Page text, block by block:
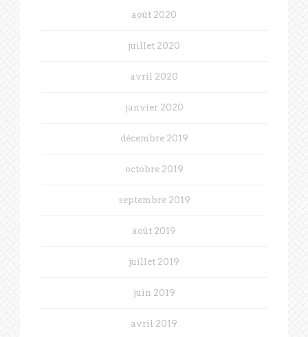
août 2020
juillet 2020
avril 2020
janvier 2020
décembre 2019
octobre 2019
septembre 2019
août 2019
juillet 2019
juin 2019
avril 2019